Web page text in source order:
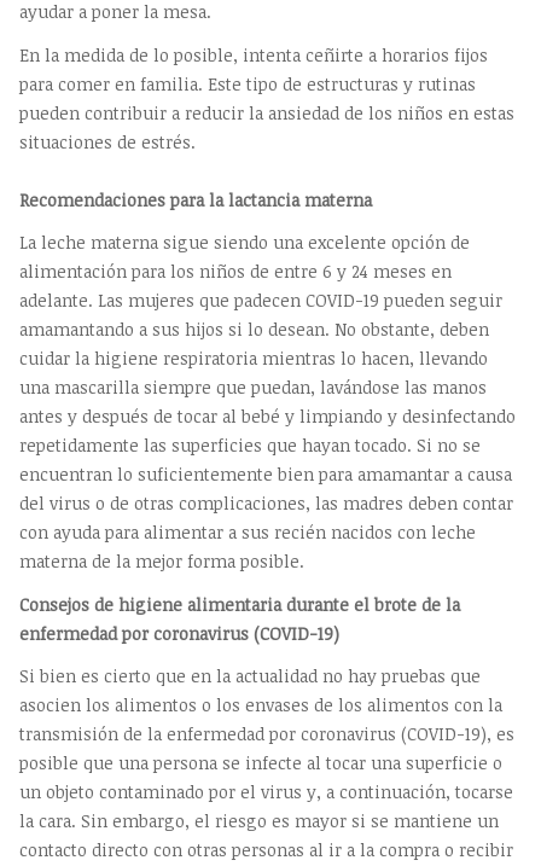
ayudar a poner la mesa.
En la medida de lo posible, intenta ceñirte a horarios fijos
para comer en familia. Este tipo de estructuras y rutinas
pueden contribuir a reducir la ansiedad de los niños en estas
situaciones de estrés.
Recomendaciones para la lactancia materna
La leche materna sigue siendo una excelente opción de
alimentación para los niños de entre 6 y 24 meses en
adelante. Las mujeres que padecen COVID-19 pueden seguir
amamantando a sus hijos si lo desean. No obstante, deben
cuidar la higiene respiratoria mientras lo hacen, llevando
una mascarilla siempre que puedan, lavándose las manos
antes y después de tocar al bebé y limpiando y desinfectando
repetidamente las superficies que hayan tocado. Si no se
encuentran lo suficientemente bien para amamantar a causa
del virus o de otras complicaciones, las madres deben contar
con ayuda para alimentar a sus recién nacidos con leche
materna de la mejor forma posible.
Consejos de higiene alimentaria durante el brote de la
enfermedad por coronavirus (COVID-19)
Si bien es cierto que en la actualidad no hay pruebas que
asocien los alimentos o los envases de los alimentos con la
transmisión de la enfermedad por coronavirus (COVID-19), es
posible que una persona se infecte al tocar una superficie o
un objeto contaminado por el virus y, a continuación, tocarse
la cara. Sin embargo, el riesgo es mayor si se mantiene un
contacto directo con otras personas al ir a la compra o recibir